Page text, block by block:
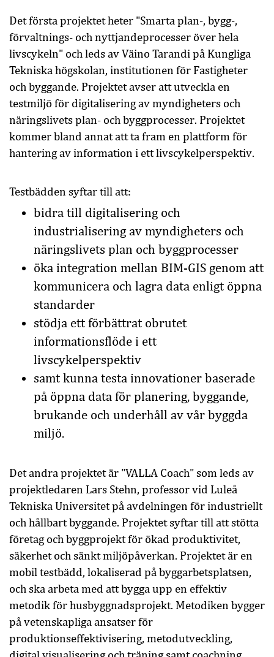
Det första projektet heter "Smarta plan-, bygg-,
förvaltnings- och nyttjandeprocesser över hela
livscykeln" och leds av Väino Tarandi på Kungliga
Tekniska högskolan, institutionen för Fastigheter
och byggande. Projektet avser att utveckla en
testmiljö för digitalisering av myndigheters och
näringslivets plan- och byggprocesser. Projektet
kommer bland annat att ta fram en plattform för
hantering av information i ett livscykelperspektiv.
Testbädden syftar till att:
bidra till digitalisering och
industrialisering av myndigheters och
näringslivets plan och byggprocesser
öka integration mellan BIM-GIS genom att
kommunicera och lagra data enligt öppna
standarder
stödja ett förbättrat obrutet
informationsflöde i ett
livscykelperspektiv
samt kunna testa innovationer baserade
på öppna data för planering, byggande,
brukande och underhåll av vår byggda
miljö.
Det andra projektet är "VALLA Coach" som leds av
projektledaren Lars Stehn, professor vid Luleå
Tekniska Universitet på avdelningen för industriellt
och hållbart byggande. Projektet syftar till att stötta
företag och byggprojekt för ökad produktivitet,
säkerhet och sänkt miljöpåverkan. Projektet är en
mobil testbädd, lokaliserad på byggarbetsplatsen,
och ska arbeta med att bygga upp en effektiv
metodik för husbyggnadsprojekt. Metodiken bygger
på vetenskapliga ansatser för
produktionseffektivisering, metodutveckling,